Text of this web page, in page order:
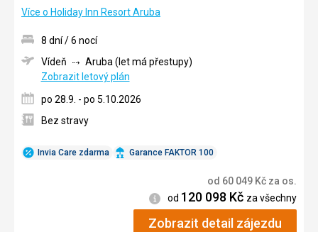
Více o Holiday Inn Resort Aruba
Invia Care zdarma Garance FAKTOR 100
8 dní / 6 nocí
Vídeň
Aruba (let má přestupy)
Zobrazit letový plán
po 28.9. - po 5.10.2026
Bez stravy
od 60 049 Kč za os.
Informace
od 120 098 Kč za všechny
Zobrazit detail zájezdu